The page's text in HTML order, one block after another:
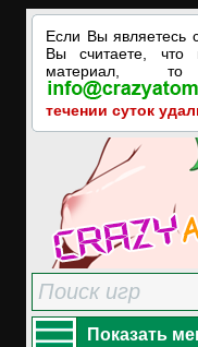
Если Вы являетесь
Вы считаете, что
материал,
течении суток
Показать